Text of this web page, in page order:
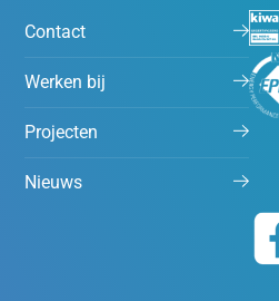
Contact
Werken bij
Projecten
Nieuws